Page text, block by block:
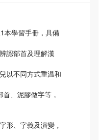
本學習手冊，具備
認部首及理解漢
以不同方式重温和
、泥膠做字等，
形、字義及演變，